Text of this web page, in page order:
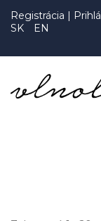
Registrácia |
SK
EN